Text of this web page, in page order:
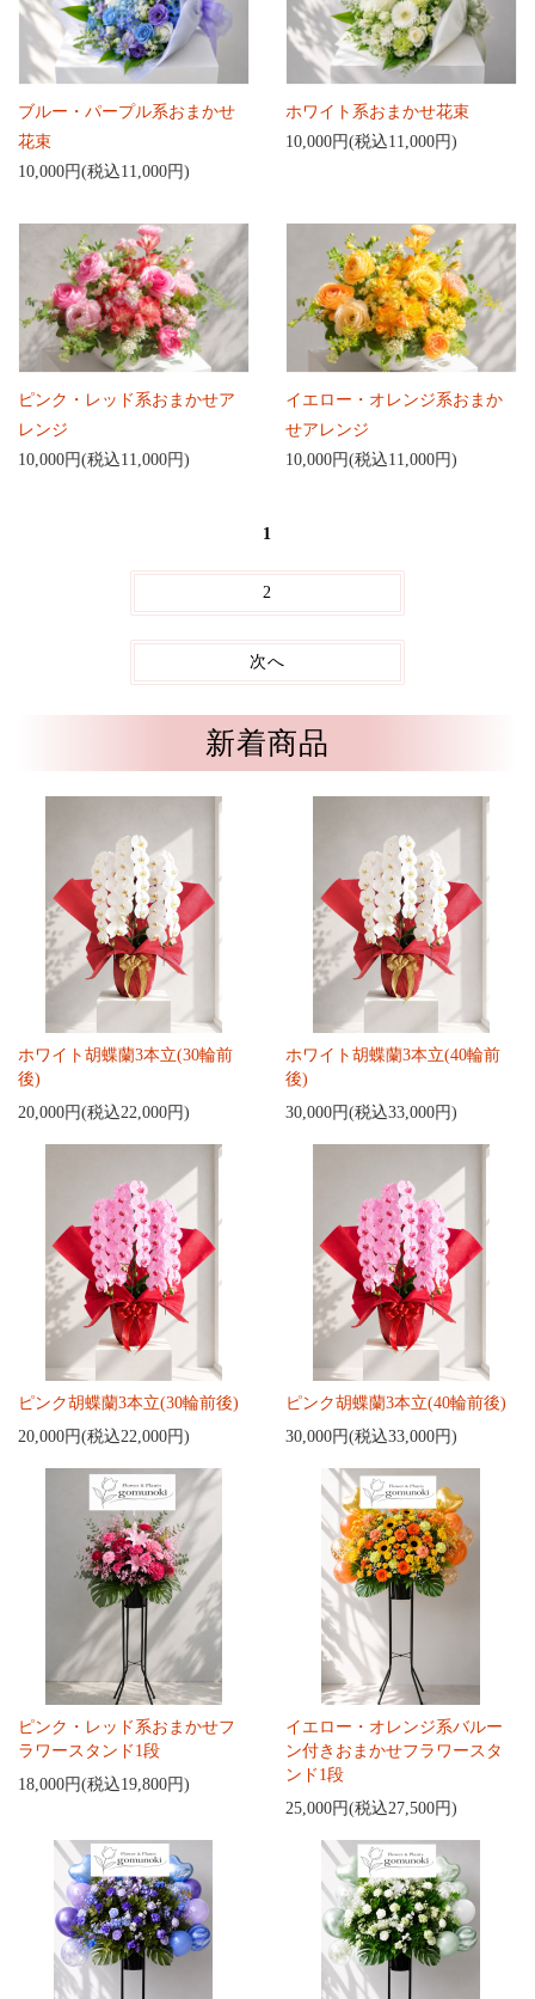
ブルー・パープル系おまかせ
花束
10,000円(税込11,000円)
ホワイト系おまかせ花束
10,000円(税込11,000円)
ピンク・レッド系おまかせア
レンジ
10,000円(税込11,000円)
イエロー・オレンジ系おまか
せアレンジ
10,000円(税込11,000円)
1
2
次へ
新着商品
ホワイト胡蝶蘭3本立(30輪前
後)
20,000円(税込22,000円)
ホワイト胡蝶蘭3本立(40輪前
後)
30,000円(税込33,000円)
ピンク胡蝶蘭3本立(30輪前後)
20,000円(税込22,000円)
ピンク胡蝶蘭3本立(40輪前後)
30,000円(税込33,000円)
ピンク・レッド系おまかせフ
ラワースタンド1段
18,000円(税込19,800円)
イエロー・オレンジ系バルー
ン付きおまかせフラワースタ
ンド1段
25,000円(税込27,500円)